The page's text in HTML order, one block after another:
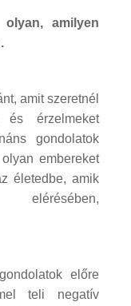
amilyen
amit szeretnél
és érzelmeket
gondolatok
embereket
életedbe, amik
előre
teli negatív